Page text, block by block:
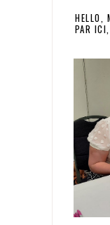
HELLO,
PAR